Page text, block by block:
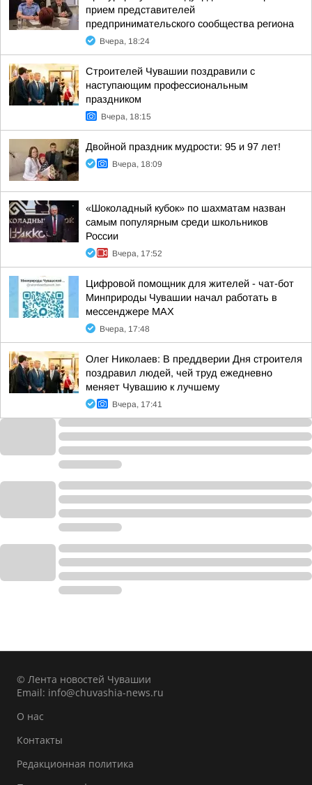
прием представителей
предпринимательского сообщества региона
Вчера, 18:24
Строителей Чувашии поздравили с
наступающим профессиональным
праздником
Вчера, 18:15
Двойной праздник мудрости: 95 и 97 лет!
Вчера, 18:09
«Шоколадный кубок» по шахматам назван
самым популярным среди школьников
России
Вчера, 17:52
Цифровой помощник для жителей - чат-бот
Минприроды Чувашии начал работать в
мессенджере МАХ
Вчера, 17:48
Олег Николаев: В преддверии Дня строителя
поздравил людей, чей труд ежедневно
меняет Чувашию к лучшему
Вчера, 17:41
© Лента новостей Чувашии
Email: info@chuvashia-news.ru
О нас
Контакты
Редакционная политика